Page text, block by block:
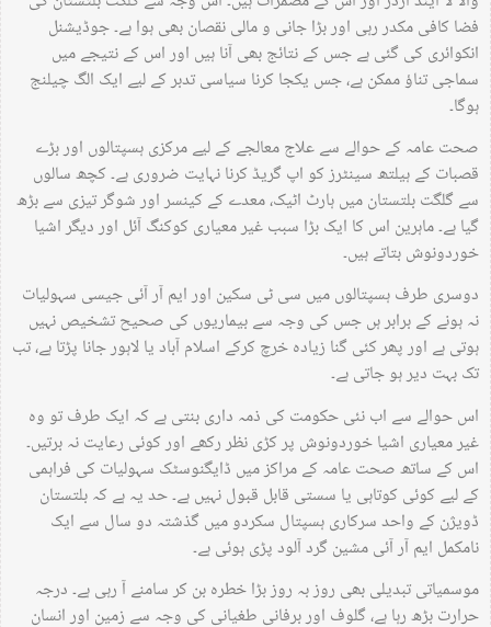
فضا کافی مکدر رہی اور بڑا جانی و مالی نقصان بھی ہوا ہے۔ جوڈیشنل
انکوائری کی گئی ہے جس کے نتائج بھی آنا ہیں اور اس کے نتیجے میں
سماجی تناؤ ممکن ہے، جس یکجا کرنا سیاسی تدبر کے لیے ایک الگ چیلنج
ہوگا۔
صحت عامہ کے حوالے سے علاج معالجے کے لیے مرکزی ہسپتالوں اور بڑے
قصبات کے ہیلتھ سینٹرز کو اپ گریڈ کرنا نہایت ضروری ہے۔ کچھ سالوں
سے گلگت بلتستان میں ہارٹ اٹیک، معدے کے کینسر اور شوگر تیزی سے بڑھ
گیا ہے۔ ماہرین اس کا ایک بڑا سبب غیر معیاری کوکنگ آئل اور دیگر اشیا
خوردونوش بتاتے ہیں۔
دوسری طرف ہسپتالوں میں سی ٹی سکین اور ایم آر آئی جیسی سہولیات
نہ ہونے کے برابر ہں جس کی وجہ سے بیماریوں کی صحیح تشخیص نہیں
ہوتی ہے اور پھر کئی گنا زیادہ خرچ کرکے اسلام آباد یا لاہور جانا پڑتا ہے، تب
تک بہت دیر ہو جاتی ہے۔
اس حوالے سے اب نئی حکومت کی ذمہ داری بنتی ہے کہ ایک طرف تو وہ
غیر معیاری اشیا خوردونوش پر کڑی نظر رکھے اور کوئی رعایت نہ برتیں۔
اس کے ساتھ صحت عامہ کے مراکز میں ڈایگنوسٹک سہولیات کی فراہمی
کے لیے کوئی کوتاہی یا سستی قابل قبول نہیں ہے۔ حد یہ ہے کہ بلتستان
ڈویژن کے واحد سرکاری ہسپتال سکردو میں گذشتہ دو سال سے ایک
نامکمل ایم آر آئی مشین گرد آلود پڑی ہوئی ہے۔
موسمیاتی تبدیلی بھی روز بہ روز بڑا خطرہ بن کر سامنے آ رہی ہے۔ درجہ
حرارت بڑھ رہا ہے، گلوف اور برفانی طغیانی کی وجہ سے زمین اور انسان